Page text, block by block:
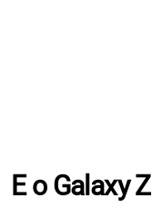
E o Galaxy